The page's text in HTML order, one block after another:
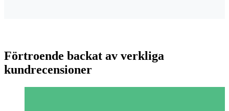
Förtroende backat av verkliga
kundrecensioner